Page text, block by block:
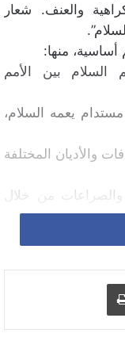
والعنف. شعار
منها:
السلام بين الأمم
يعمه السلام،
والأديان المختلفة
والصراعات من خلال
وسلامًا.
والأمن الدوليين من
قوات حفظ السلام
طباعة